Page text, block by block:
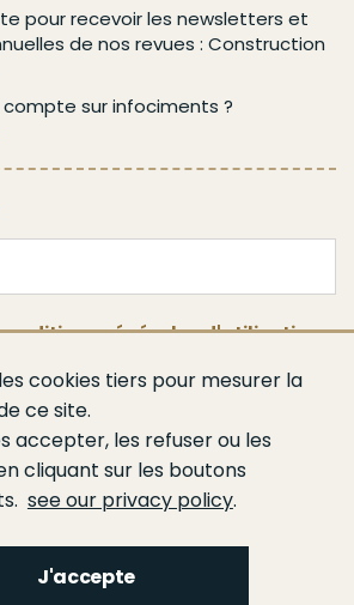
cookies tiers pour mesurer la
ce site.
accepter, les refuser ou les
cliquant sur les boutons
see our privacy policy.
J'accepte
pour recevoir les newsletters et
de nos revues : Construction
sur infociments ?
générales d'utilisation